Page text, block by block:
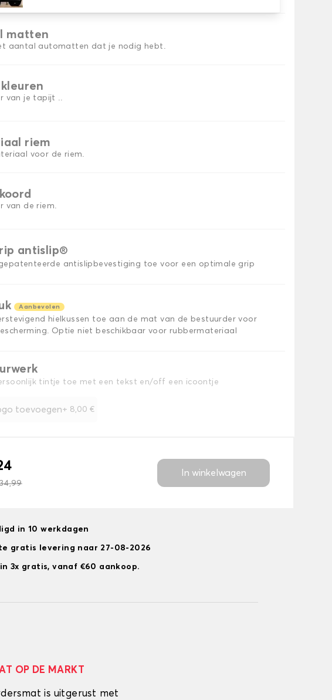
matten
aantal automatten dat je nodig hebt.
van je tapijt ..
riem
voor de riem.
van de riem.
antislip®
antislipbevestiging toe voor een optimale grip
Aanbevolen
hielkussen toe aan de mat van de bestuurder voor
Optie niet beschikbaar voor rubbermateriaal
tintje toe met een tekst en/off een icoontje
toevoegen+ 8,00 €
In winkelwagen
in 10 werkdagen
gratis levering naar 27-08-2026
3x gratis, vanaf €60 aankoop.
OP DE MARKT
is uitgerust met